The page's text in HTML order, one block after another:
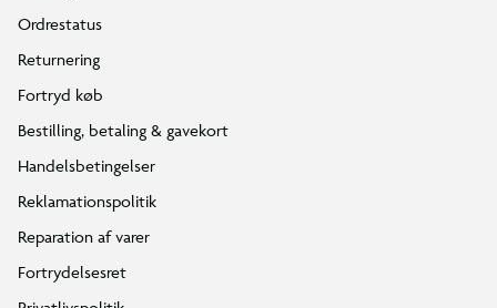
Ordrestatus
Returnering
Fortryd køb
Bestilling, betaling & gavekort
Handelsbetingelser
Reklamationspolitik
Reparation af varer
Fortrydelsesret